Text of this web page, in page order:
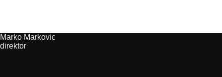
Marko Markovic
direktor